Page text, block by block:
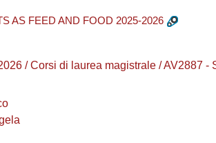
AS FEED AND FOOD 2025-2026
/ Corsi di laurea magistrale / AV2887 -